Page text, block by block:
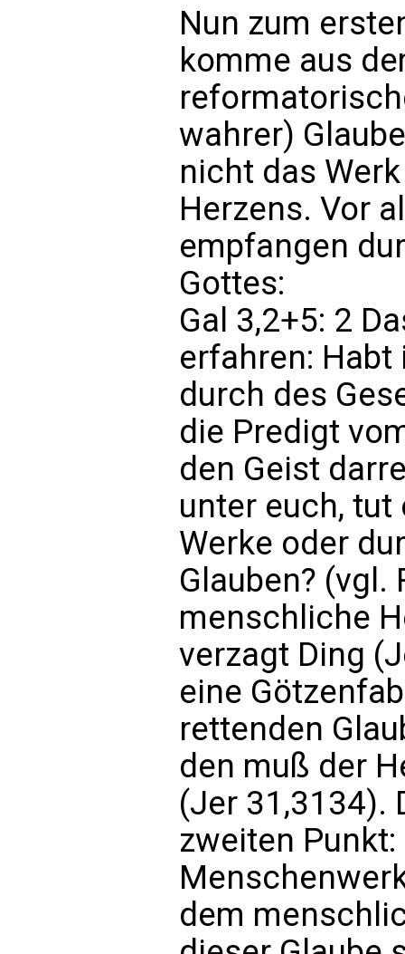
Nun zum
komme aus
wahrer)
nicht das
Herzens. Vor
empfangen
Gottes:
Gal 3,2+5: 2
erfahren:
durch des
die Predigt
den Geist
unter euch, tut
Werke oder
Glauben? (vgl.
menschliche
verzagt Ding
eine
rettenden
den muß der
(Jer
zweiten Punkt:
dem